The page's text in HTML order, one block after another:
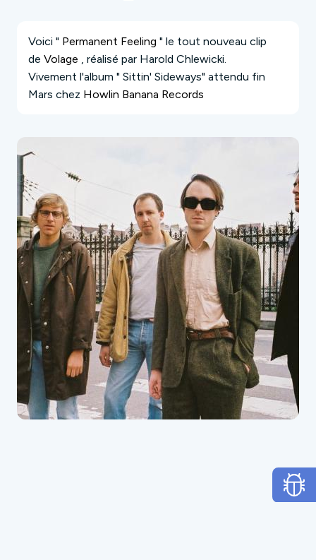
Voici " Permanent Feeling " le tout nouveau clip
de Volage , réalisé par Harold Chlewicki.
Vivement l'album " Sittin' Sideways" attendu fin
Mars chez Howlin Banana Records